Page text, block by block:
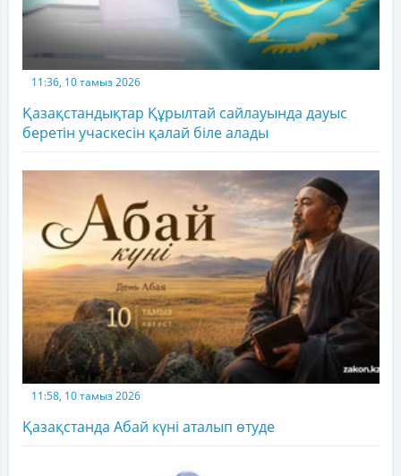
11:36, 10 тамыз 2026
Қазақстандықтар Құрылтай сайлауында дауыс
беретін учаскесін қалай біле алады
11:58, 10 тамыз 2026
Қазақстанда Абай күні аталып өтуде